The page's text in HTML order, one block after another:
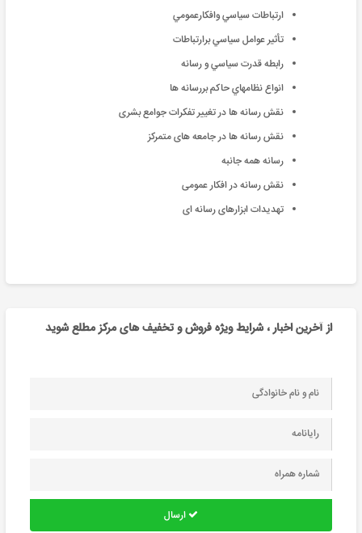
ارتباطات سياسي وافكارعمومي
تأثير عوامل سياسي برارتباطات
رابطه قدرت سياسي و رسانه
انواع نظامهاي حاكم بررسانه ها
نقش رسانه ها در تغییر تفکرات جوامع بشری
نقش رسانه ها در جامعه های متمرکز
رسانه همه جانبه
نقش رسانه در افکار عمومی
تهدیدات ابزارهای رسانه ای
از آخرین اخبار ، شرایط ویژه فروش و تخفیف های مرکز مطلع شوید
ارسال